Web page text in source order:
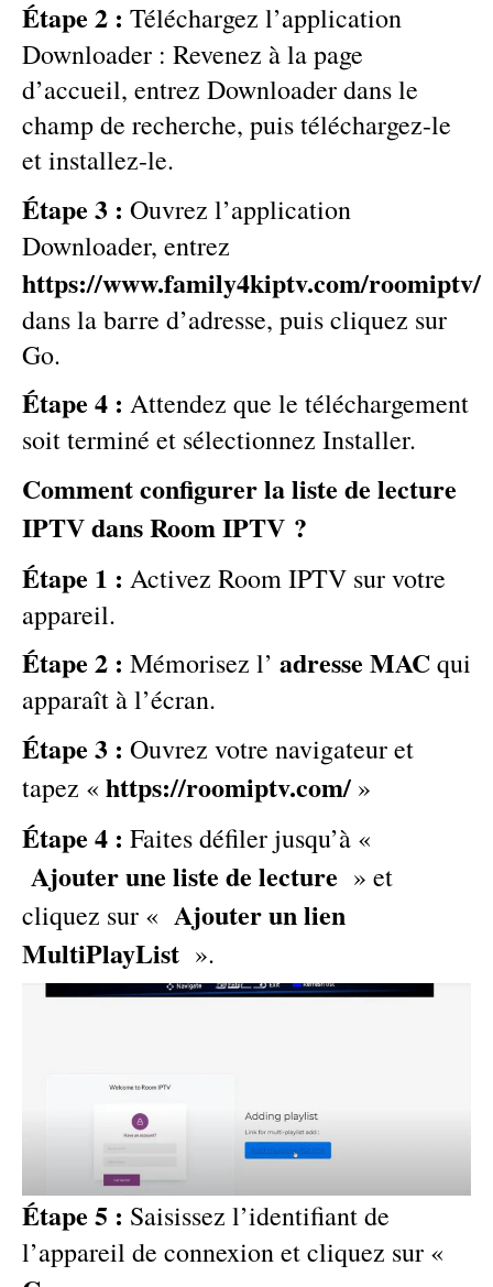
Étape 2 : Téléchargez l’application
Downloader : Revenez à la page
d’accueil, entrez Downloader dans le
champ de recherche, puis téléchargez-le
et installez-le.
Étape 3 : Ouvrez l’application
Downloader, entrez
https://www.family4kiptv.com/roomiptv/
dans la barre d’adresse, puis cliquez sur
Go.
Étape 4 : Attendez que le téléchargement
soit terminé et sélectionnez Installer.
Comment configurer la liste de lecture
IPTV dans Room IPTV ?
Étape 1 : Activez Room IPTV sur votre
appareil.
Étape 2 : Mémorisez l’ adresse MACqui
apparaît à l’écran.
Étape 3 : Ouvrez votre navigateur et
tapez « https://roomiptv.com/ »
Étape 4 : Faites défiler jusqu’à «
Ajouter une liste de lecture » et
cliquez sur « Ajouter un lien
MultiPlayList ».
Étape 5 : Saisissez l’identifiant de
l’appareil de connexion et cliquez sur «